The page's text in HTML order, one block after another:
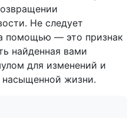
Не следует
помощью — это признак
найденная вами
для изменений и
насыщенной жизни.